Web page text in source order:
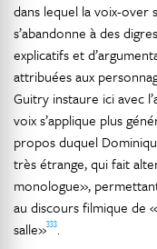
dans lequel la voix-over
s’abandonne à des
explicatifs et
attribuées aux
Guitry instaure ici avec
voix s’applique plus
propos duquel
très étrange, qui fait
monologue»,
au discours filmique de
salle»333.